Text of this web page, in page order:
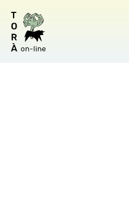
ID de foto no vàlid